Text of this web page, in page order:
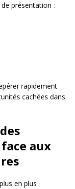
présentation :
rapidement
cachées dans
aux
en plus